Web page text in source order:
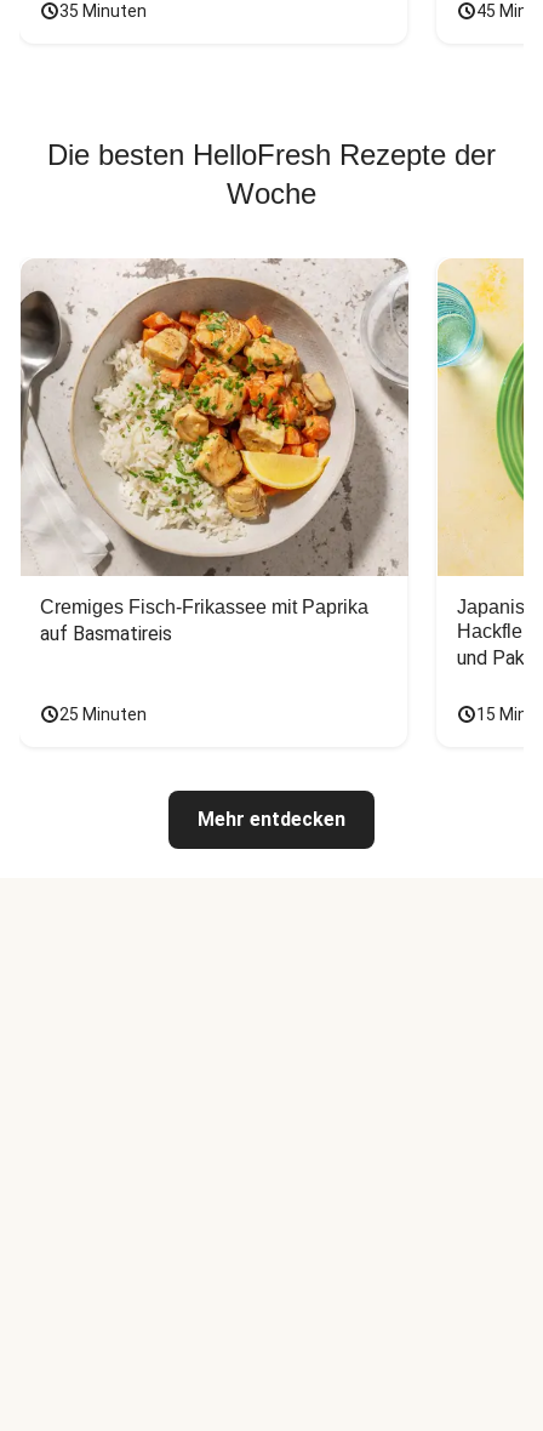
35 Minuten 45
Die besten HelloFresh Rezepte der
Woche
Cremiges Fisch-Frikassee mit Paprika
auf Basmatireis
25 Minuten
und Pak
15
Mehr entdecken